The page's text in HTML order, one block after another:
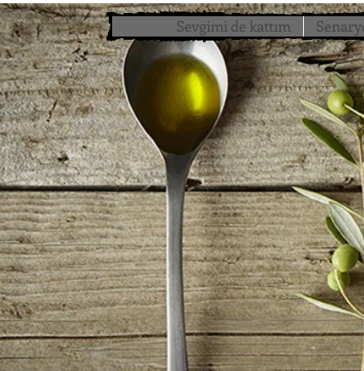
Sevgimi de kattım